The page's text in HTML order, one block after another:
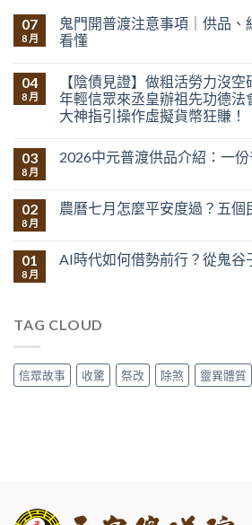
07
8 月
鬼門開普渡注意事項｜供品、
看懂
04
8 月
【陰債見證】做粗活勞力沒
年輕信眾來丞皇辦祖先功德法
大神指引操作虛擬貨幣狂賺！
03
8 月
2026中元普渡供品介紹：一
02
8 月
農曆七月怎麼平安度過？五個
01
8 月
AI時代如何借勢前行？從鬼谷
TAG CLOUD
信眾故事 收驚 祭改 除煞 靈異體質